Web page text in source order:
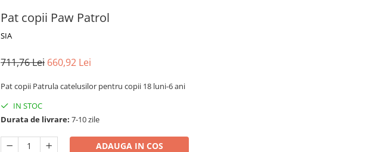
Pat copii Paw Patrol
SIA
711,76 Lei 660,92 Lei
Pat copii Patrula catelusilor pentru copii 18 luni-6 ani
IN STOC
Durata de livrare: 7-10 zile
ADAUGA IN COS